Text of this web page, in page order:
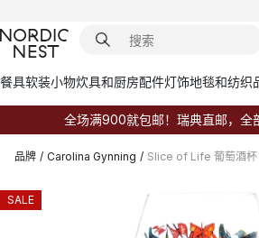
餐具软装小物炊具和厨房配件灯饰地毯和纺织
全场满900就包邮！瑞典直邮，全
品牌 / Carolina Gynning / Slice of Life 葡萄酒杯
SALE